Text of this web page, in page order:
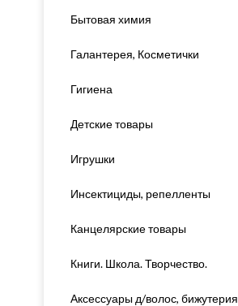
Бытовая химия
Галантерея, Косметички
Гигиена
Детские товары
Игрушки
Инсектициды, репелленты
Канцелярские товары
Книги. Школа. Творчество.
Аксессуары д/волос, бижутерия